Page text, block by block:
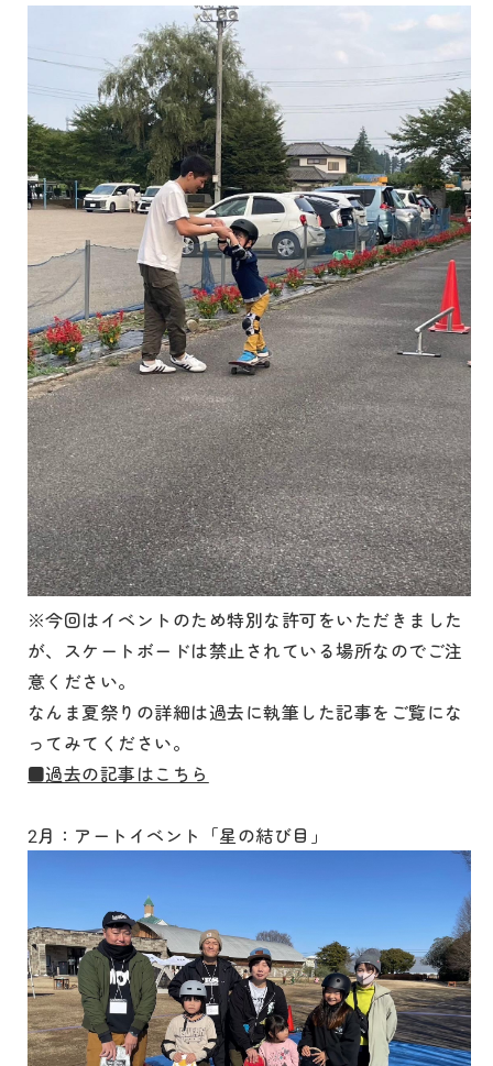
※今回はイベントのため特別な許可をいただきました
が、スケートボードは禁止されている場所なのでご注
意ください。
なんま夏祭りの詳細は過去に執筆した記事をご覧にな
ってみてください。
■過去の記事はこちら
2月：アートイベント「星の結び目」